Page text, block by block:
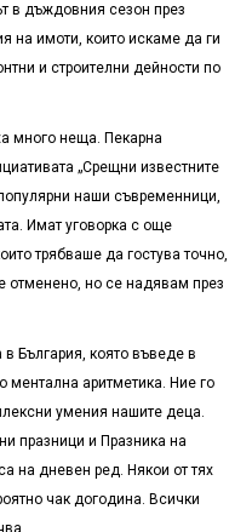
в дъждовния сезон през
на имоти, които искаме да ги
и строителни дейности по
много неща. Пекарна
„Срещни известните
наши съвременници,
Имат уговорка с още
трябваше да гостува точно,
отменено, но се надявам през
България, която въведе в
ментална аритметика. Ние го
умения нашите деца.
празници и Празника на
на дневен ред. Някои от тях
чак догодина. Всички